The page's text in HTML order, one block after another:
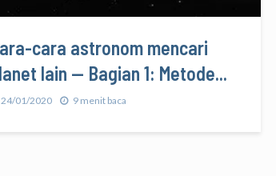
cara astronom mencari
lain — Bagian 1: Metode...
24/01/2020 9 menit baca